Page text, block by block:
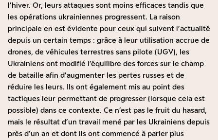
l’hiver. Or, leurs attaques sont moins efficaces tandis que
les opérations ukrainiennes progressent. La raison
principale en est évidente pour ceux qui suivent l’actualité
depuis un certain temps : grâce à leur utilisation accrue de
drones, de véhicules terrestres sans pilote (UGV), les
Ukrainiens ont modifié l’équilibre des forces sur le champ
de bataille afin d’augmenter les pertes russes et de
réduire les leurs. Ils ont également mis au point des
tactiques leur permettant de progresser (lorsque cela est
possible) dans ce contexte. Ce n’est pas le fruit du hasard,
mais le résultat d’un travail mené par les Ukrainiens depuis
près d’un an et dont ils ont commencé à parler plus